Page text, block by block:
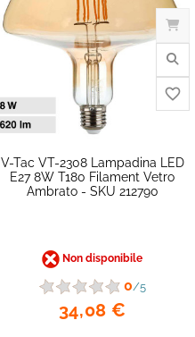
favorite_border
V-Tac VT-2308 Lampadina LED
E27 8W T180 Filament Vetro
Ambrato - SKU 212790
Non disponibile
0/5
34,08 €